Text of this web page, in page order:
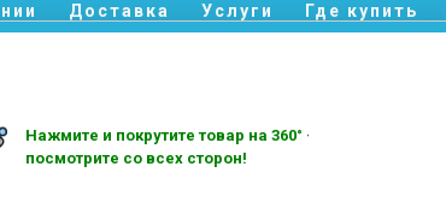
Доставка Услуги Где купить
Нажмите и покрутите товар на 360° —
посмотрите со всех сторон!